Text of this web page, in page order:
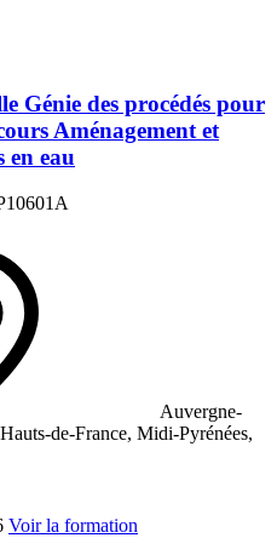
Génie des procédés pour
Aménagement et
en eau
Auvergne-
de-France, Midi-Pyrénées,
Voir la formation